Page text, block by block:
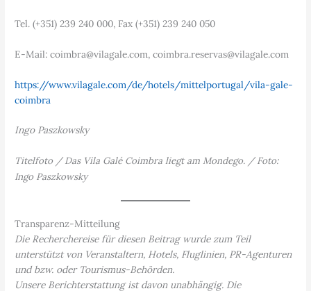
Tel. (+351) 239 240 000, Fax (+351) 239 240 050
E-Mail: coimbra@vilagale.com, coimbra.reservas@vilagale.com
https://www.vilagale.com/de/hotels/mittelportugal/vila-gale-
coimbra
Ingo Paszkowsky
Titelfoto / Das Vila Galé Coimbra liegt am Mondego. / Foto:
Ingo Paszkowsky
Transparenz-Mitteilung
Die Recherchereise für diesen Beitrag wurde zum Teil
unterstützt von Veranstaltern, Hotels, Fluglinien, PR-Agenturen
und bzw. oder Tourismus-Behörden.
Unsere Berichterstattung ist davon unabhängig. Die